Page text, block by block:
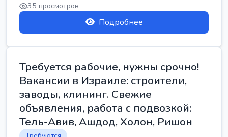
35 просмотров
Подробнее
Требуется рабочие, нужны срочно!
Вакансии в Израиле: строители,
заводы, клининг. Свежие
объявления, работа с подвозкой:
Тель-Авив, Ашдод, Холон, Ришон